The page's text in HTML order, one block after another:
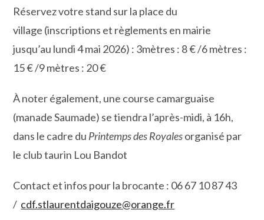
Réservez votre stand sur la place du
village (inscriptions et règlements en mairie
jusqu’au lundi 4 mai 2026) : 3mètres : 8 € /6 mètres :
15 € /9 mètres : 20 €
À noter également, une course camarguaise
(manade Saumade) se tiendra l’après-midi, à 16h,
dans le cadre du Printemps des Royalesorganisé par
le club taurin Lou Bandot
Contact et infos pour la brocante : 06 67 10 87 43
/ cdf.stlaurentdaigouze@orange.fr